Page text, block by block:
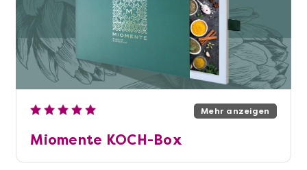
Mehr anzeigen
Miomente KOCH-Box